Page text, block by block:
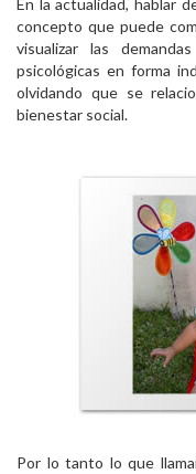
En la actualidad, hablar
concepto que puede
visualizar las
psicológicas en forma
olvidando que se
bienestar social.
Por lo tanto lo que